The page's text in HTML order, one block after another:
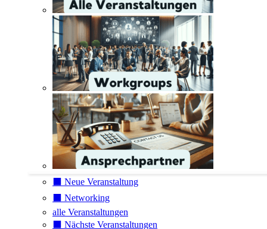
⬛️ Neue Veranstaltung
⬛️ Networking
alle Veranstaltungen
⬛️ Nächste Veranstaltungen